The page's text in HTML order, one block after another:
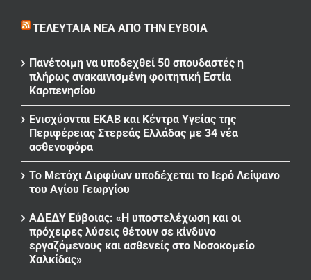
ΤΕΛΕΥΤΑΊΑ ΝΈΑ ΑΠΌ ΤΗΝ ΕΎΒΟΙΑ
Πανέτοιμη να υποδεχθεί 50 σπουδαστές η
πλήρως ανακαινισμένη φοιτητική Εστία
Καρπενησίου
Ενισχύονται ΕΚΑΒ και Κέντρα Υγείας της
Περιφέρειας Στερεάς Ελλάδας με 34 νέα
ασθενοφόρα
Το Μετόχι Διρφύων υποδέχεται το Ιερό Λείψανο
του Αγίου Γεωργίου
ΑΔΕΔΥ Εύβοιας: «Η υποστελέχωση και οι
πρόχειρες λύσεις θέτουν σε κίνδυνο
εργαζόμενους και ασθενείς στο Νοσοκομείο
Χαλκίδας»